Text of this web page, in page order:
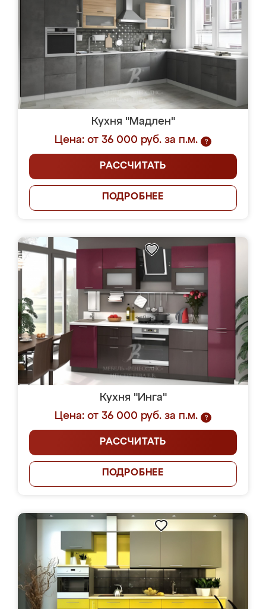
Кухня "Мадлен"
Цена: от 36 000 руб. за п.м.
?
РАССЧИТАТЬ
ПОДРОБНЕЕ
Кухня "Инга"
Цена: от 36 000 руб. за п.м.
?
РАССЧИТАТЬ
ПОДРОБНЕЕ